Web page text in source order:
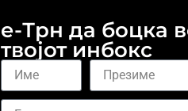
е-Трн да боцка
твојот инбокс